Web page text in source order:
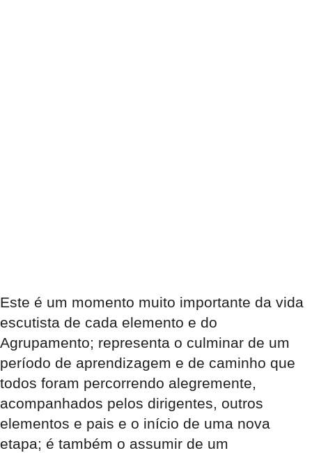
Este é um momento muito importante da vida
escutista de cada elemento e do
Agrupamento; representa o culminar de um
período de aprendizagem e de caminho que
todos foram percorrendo alegremente,
acompanhados pelos dirigentes, outros
elementos e pais e o início de uma nova
etapa; é também o assumir de um